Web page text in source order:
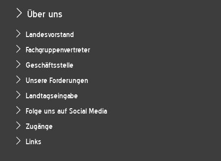
Über uns
Landesvorstand
Fachgruppenvertreter
Geschäftsstelle
Unsere Forderungen
Landtagseingabe
Folge uns auf Social Media
Zugänge
Links